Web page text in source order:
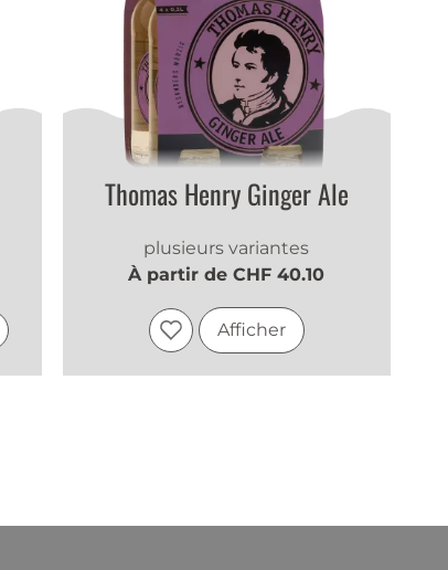
Thomas Henry Ginger Ale
plusieurs variantes
À partir de CHF 40.10
Afficher